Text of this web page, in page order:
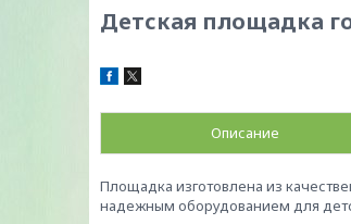
Детская площадка
Описание
Площадка изготовлена из
надежным оборудованием для